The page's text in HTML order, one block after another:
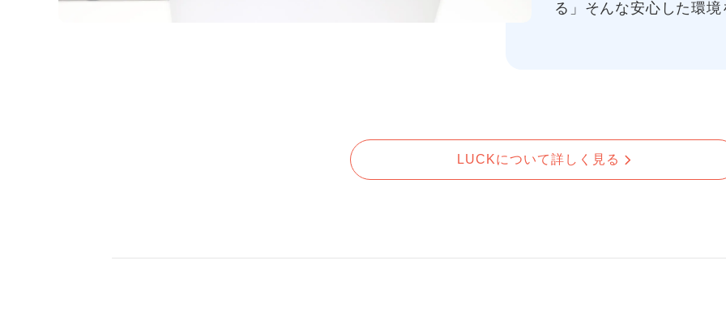
る」そんな安心した環
LUCKについて詳しく見る